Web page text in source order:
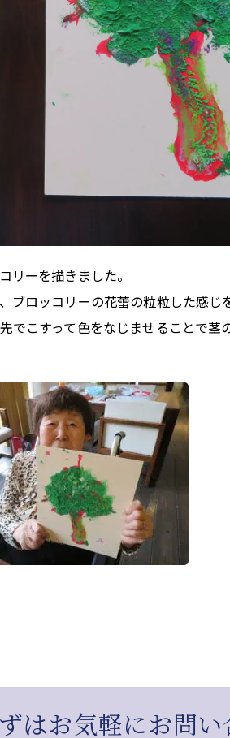
リーを描きました。
ロッコリーの花蕾の粒粒した感じ
でこすって色をなじませることで茎
はお気軽にお問